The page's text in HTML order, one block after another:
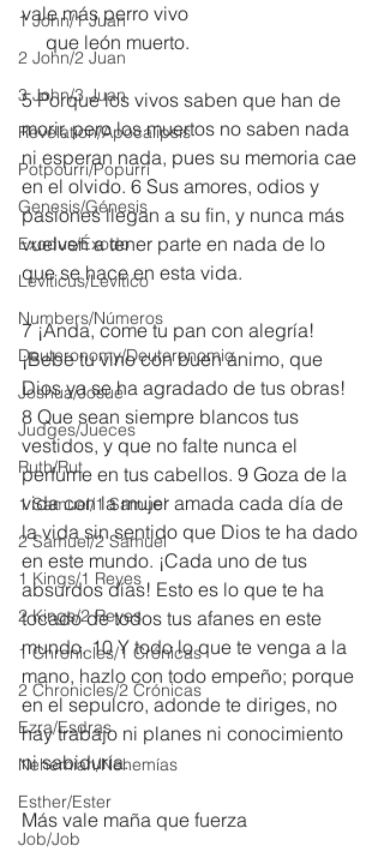
1 John/1 Juan
2 John/2 Juan
3 John/3 Juan
Revelation/Apocalipsis
Potpourri/Popurrí
Genesis/Génesis
Exodus/Éxodo
Leviticus/Levítico
Numbers/Números
Deuteronomy/Deuteronomio
Joshua/Josué
Judges/Jueces
Ruth/Rut
1 Samuel/1 Samuel
2 Samuel/2 Samuel
1 Kings/1 Reyes
2 Kings/2 Reyes
1 Chronicles/1 Crónicas
2 Chronicles/2 Crónicas
Ezra/Esdras
Nehemiah/Nehemías
Esther/Ester
Job/Job
vale más perro vivo
     que león muerto.
5 Porque los vivos saben que han de
morir, pero los muertos no saben nada
ni esperan nada, pues su memoria cae
en el olvido. 6 Sus amores, odios y
pasiones llegan a su fin, y nunca más
vuelven a tener parte en nada de lo
que se hace en esta vida.
7 ¡Anda, come tu pan con alegría!
¡Bebe tu vino con buen ánimo, que
Dios ya se ha agradado de tus obras!
8 Que sean siempre blancos tus
vestidos, y que no falte nunca el
perfume en tus cabellos. 9 Goza de la
vida con la mujer amada cada día de
la vida sin sentido que Dios te ha dado
en este mundo. ¡Cada uno de tus
absurdos días! Esto es lo que te ha
tocado de todos tus afanes en este
mundo. 10 Y todo lo que te venga a la
mano, hazlo con todo empeño; porque
en el sepulcro, adonde te diriges, no
hay trabajo ni planes ni conocimiento
ni sabiduría.
Más vale maña que fuerza